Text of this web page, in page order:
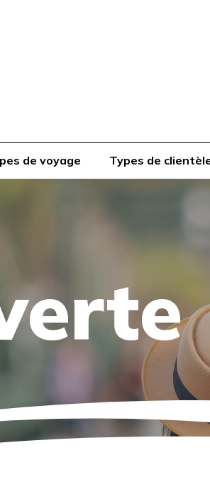
de voyage Types de